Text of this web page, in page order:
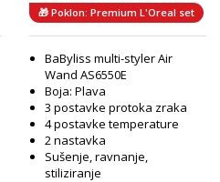
🎁 Poklon: Premium L'Oreal set
BaByliss multi-styler Air
Wand AS6550E
Boja: Plava
3 postavke protoka zraka
4 postavke temperature
2 nastavka
Sušenje, ravnanje,
stiliziranje